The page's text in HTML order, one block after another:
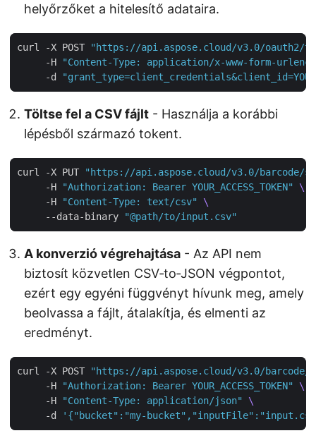
helyőrzőket a hitelesítő adataira.
curl -X POST
"https://api.aspose.cloud/v3.0/oauth2/
     -H
"Content-Type: application/x-www-form-
     -d
Töltse fel a CSV fájlt - Használja a korábbi
lépésből származó tokent.
curl -X PUT
"https://api.aspose.cloud/v3.0/
     -H
"Authorization: Bearer YOUR_ACCESS_TOKEN"
     -H
"Content-Type: text/csv"
     --data-binary
"@path/to/input.csv"
A konverzió végrehajtása - Az API nem
biztosít közvetlen CSV‑to‑JSON végpontot,
ezért egy egyéni függvényt hívunk meg, amely
beolvassa a fájlt, átalakítja, és elmenti az
eredményt.
curl -X POST
"https://api.aspose.cloud/v3.0/barcode/
     -H
"Authorization: Bearer YOUR_ACCESS_TOKEN"
     -H
"Content-Type: application/json"
     -d
'{"bucket":"my-